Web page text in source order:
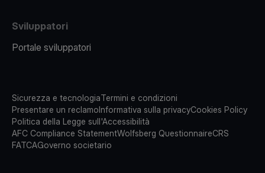
Sviluppatori
Portale sviluppatori
Sicurezza e tecnologiaTermini e condizioni
Presentare un reclamoInformativa sulla privacyCookies Policy
Politica della Legge sull'Accessibilità
AFC Compliance StatementWolfsberg QuestionnaireCRS
FATCAGoverno societario